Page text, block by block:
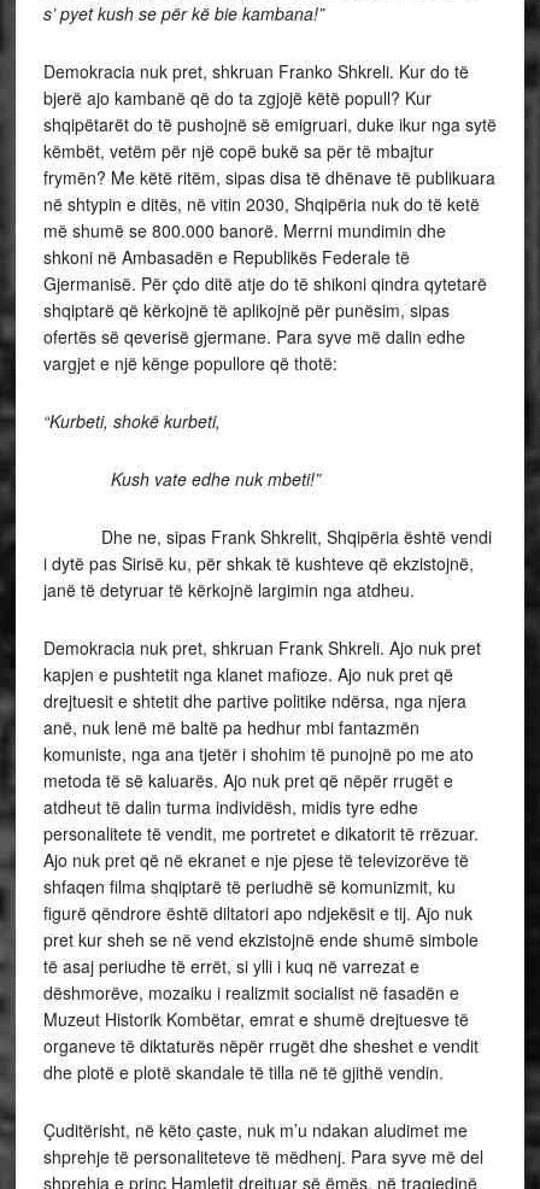
s’ pyet kush se për kë bie kambana!”
Demokracia nuk pret, shkruan Franko Shkreli. Kur do të
bjerë ajo kambanë që do ta zgjojë këtë popull? Kur
shqipëtarët do të pushojnë së emigruari, duke ikur nga sytë
këmbët, vetëm për një copë bukë sa për të mbajtur
frymën? Me këtë ritëm, sipas disa të dhënave të publikuara
në shtypin e ditës, në vitin 2030, Shqipëria nuk do të ketë
më shumë se 800.000 banorë. Merrni mundimin dhe
shkoni në Ambasadën e Republikës Federale të
Gjermanisë. Për çdo ditë atje do të shikoni qindra qytetarë
shqiptarë që kërkojnë të aplikojnë për punësim, sipas
ofertës së qeverisë gjermane. Para syve më dalin edhe
vargjet e një kënge popullore që thotë:
“Kurbeti, shokë kurbeti,
Kush vate edhe nuk mbeti!”
Dhe ne, sipas Frank Shkrelit, Shqipëria është vendi
i dytë pas Sirisë ku, për shkak të kushteve që ekzistojnë,
janë të detyruar të kërkojnë largimin nga atdheu.
Demokracia nuk pret, shkruan Frank Shkreli. Ajo nuk pret
kapjen e pushtetit nga klanet mafioze. Ajo nuk pret që
drejtuesit e shtetit dhe partive politike ndërsa, nga njera
anë, nuk lenë më baltë pa hedhur mbi fantazmën
komuniste, nga ana tjetër i shohim të punojnë po me ato
metoda të së kaluarës. Ajo nuk pret që nëpër rrugët e
atdheut të dalin turma individësh, midis tyre edhe
personalitete të vendit, me portretet e dikatorit të rrëzuar.
Ajo nuk pret që në ekranet e nje pjese të televizorëve të
shfaqen filma shqiptarë të periudhë së komunizmit, ku
figurë qëndrore është diltatori apo ndjekësit e tij. Ajo nuk
pret kur sheh se në vend ekzistojnë ende shumë simbole
të asaj periudhe të errët, si ylli i kuq në varrezat e
dëshmorëve, mozaiku i realizmit socialist në fasadën e
Muzeut Historik Kombëtar, emrat e shumë drejtuesve të
organeve të diktaturës nëpër rrugët dhe sheshet e vendit
dhe plotë e plotë skandale të tilla në të gjithë vendin.
Çuditërisht, në këto çaste, nuk m’u ndakan aludimet me
shprehje të personaliteteve të mëdhenj. Para syve më del
shprehja e princ Hamletit drejtuar së ëmës, në tragjedinë